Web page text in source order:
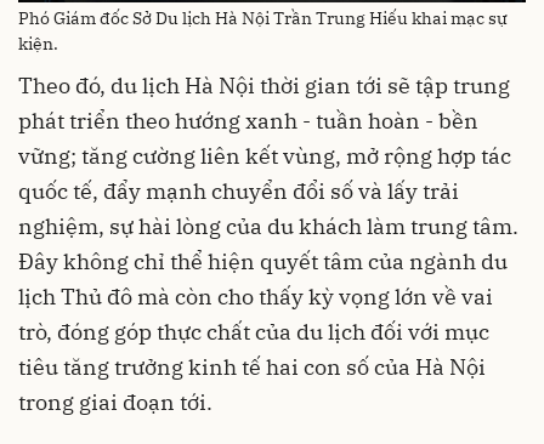
Phó Giám đốc Sở Du lịch Hà Nội Trần Trung Hiếu khai mạc sự
kiện.
Theo đó, du lịch Hà Nội thời gian tới sẽ tập trung
phát triển theo hướng xanh - tuần hoàn - bền
vững; tăng cường liên kết vùng, mở rộng hợp tác
quốc tế, đẩy mạnh chuyển đổi số và lấy trải
nghiệm, sự hài lòng của du khách làm trung tâm.
Đây không chỉ thể hiện quyết tâm của ngành du
lịch Thủ đô mà còn cho thấy kỳ vọng lớn về vai
trò, đóng góp thực chất của du lịch đối với mục
tiêu tăng trưởng kinh tế hai con số của Hà Nội
trong giai đoạn tới.